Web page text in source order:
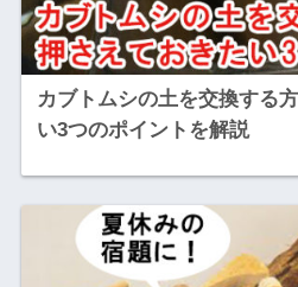
カブトムシの土を交換する
い3つのポイントを解説